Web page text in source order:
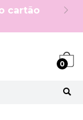
cartão
0